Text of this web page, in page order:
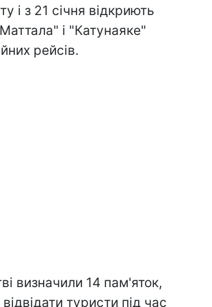
і з 21 січня відкриють
і "Катунаяке"
рейсів.
визначили 14 пам'яток,
туристи під час